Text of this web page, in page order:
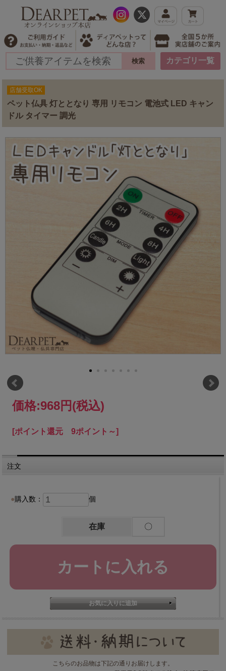
カテゴリ一覧
店舗受取OK
ペット仏具 灯ととなり 専用 リモコン 電池式 LED キャン
ドル タイマー 調光
価格:968円(税込)
[ポイント還元 9ポイント～]
注文
購入数： 個
在庫 〇
こちらのお品物は下記の通りお届けします。